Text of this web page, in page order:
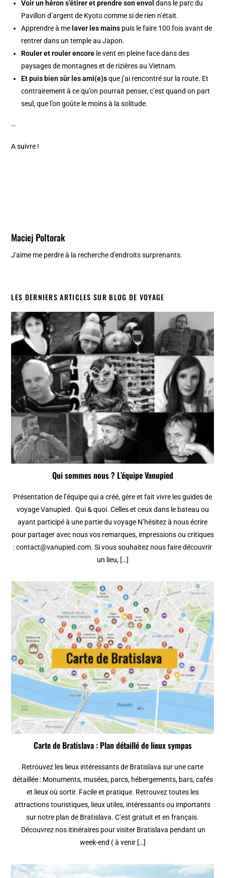
Voir un héron s’étirer et prendre son envol dans le parc du
Pavillon d’argent de Kyoto comme si de rien n’était.
Apprendre à me laver les mains puis le faire 100 fois avant de
rentrer dans un temple au Japon.
Rouler et rouler encore le vent en pleine face dans des
paysages de montagnes et de rizières au Vietnam.
Et puis bien sûr les ami(e)sque j’ai rencontré sur la route. Et
contrairement à ce qu’on pourrait penser, c’est quand on part
seul, que l’on goûte le moins à la solitude.
…
A suivre !
Maciej Poltorak
J'aime me perdre à la recherche d'endroits surprenants.
LES DERNIERS ARTICLES SUR BLOG DE VOYAGE
Qui sommes nous ? L’équipe Vanupied
Présentation de l’équipe qui a créé, gère et fait vivre les guides de
voyage Vanupied. Qui & quoi. Celles et ceux dans le bateau ou
ayant participé à une partie du voyage N’hésitez à nous écrire
pour partager avec nous vos remarques, impressions ou critiques
: contact@vanupied.com. Si vous souhaitez nous faire découvrir
un lieu, […]
Carte de Bratislava : Plan détaillé de lieux sympas
Retrouvez les lieux intéressants de Bratislava sur une carte
détaillée : Monuments, musées, parcs, hébergements, bars, cafés
et lieux où sortir. Facile et pratique. Retrouvez toutes les
attractions touristiques, lieux utiles, intéressants ou importants
sur notre plan de Bratislava. C’est gratuit et en français.
Découvrez nos itinéraires pour visiter Bratislava pendant un
week-end ( à venir […]